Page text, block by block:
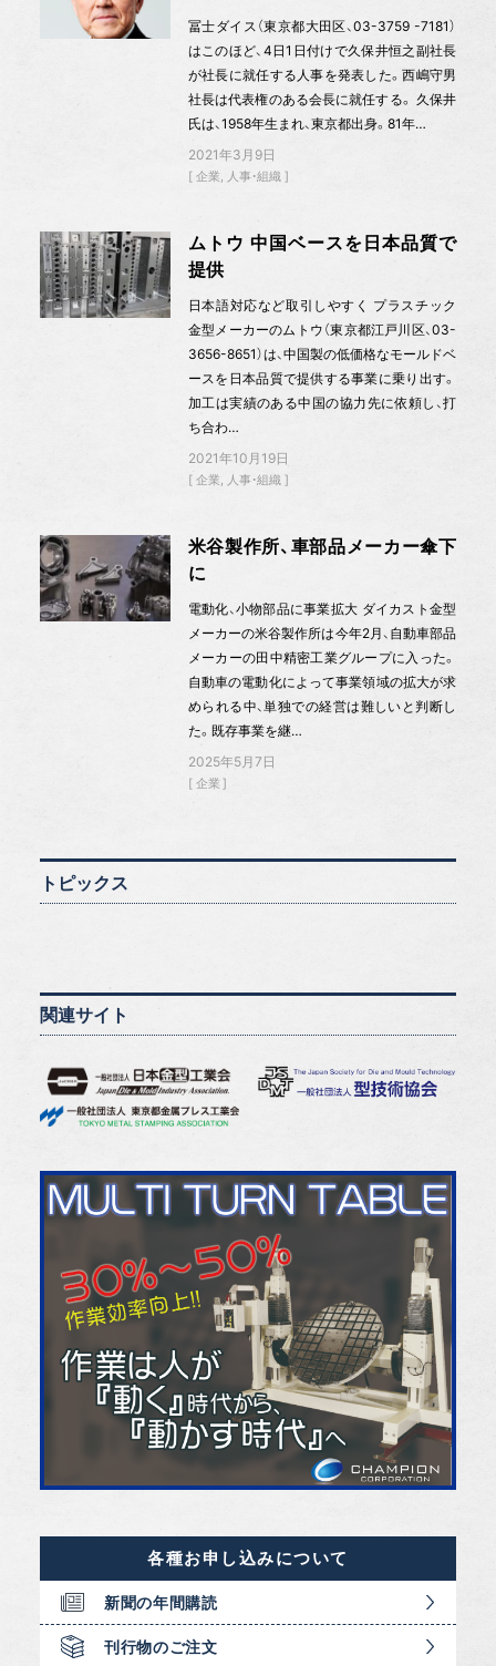
冨士ダイス（東京都大田区、03-3759 -7181）
はこのほど、4日1日付けで久保井恒之副社長
が社長に就任する人事を発表した。西嶋守男
社長は代表権のある会長に就任する。 久保井
氏は、1958年生まれ、東京都出身。81年…
2021年3月9日
企業 人事・組織
ムトウ 中国ベースを日本品質で
提供
日本語対応など取引しやすく プラスチック
金型メーカーのムトウ（東京都江戸川区、03-
3656-8651）は、中国製の低価格なモールドベ
ースを日本品質で提供する事業に乗り出す。
加工は実績のある中国の協力先に依頼し、打
ち合わ…
2021年10月19日
企業 人事・組織
米谷製作所、車部品メーカー傘下
に
電動化、小物部品に事業拡大 ダイカスト金型
メーカーの米谷製作所は今年2月、自動車部品
メーカーの田中精密工業グループに入った。
自動車の電動化によって事業領域の拡大が求
められる中、単独での経営は難しいと判断し
た。既存事業を継…
2025年5月7日
企業
トピックス
関連サイト
各種お申し込みについて
新聞の年間購読
刊行物のご注文